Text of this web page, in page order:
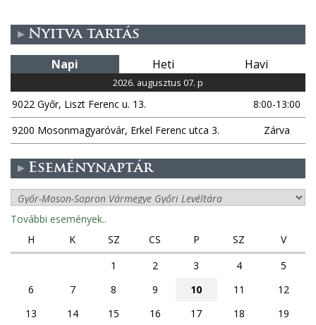
Nyitva tartás
Napi Heti Havi
2026. augusztus 07. p
9022 Győr, Liszt Ferenc u. 13.
8:00-13:00
9200 Mosonmagyaróvár, Erkel Ferenc utca 3.
Zárva
Eseménynaptár
További események..
H
K SZ CS P SZ
V
1
2 3 4
5
6
7 8 9 10 11
12
13
14 15 16 17 18
19